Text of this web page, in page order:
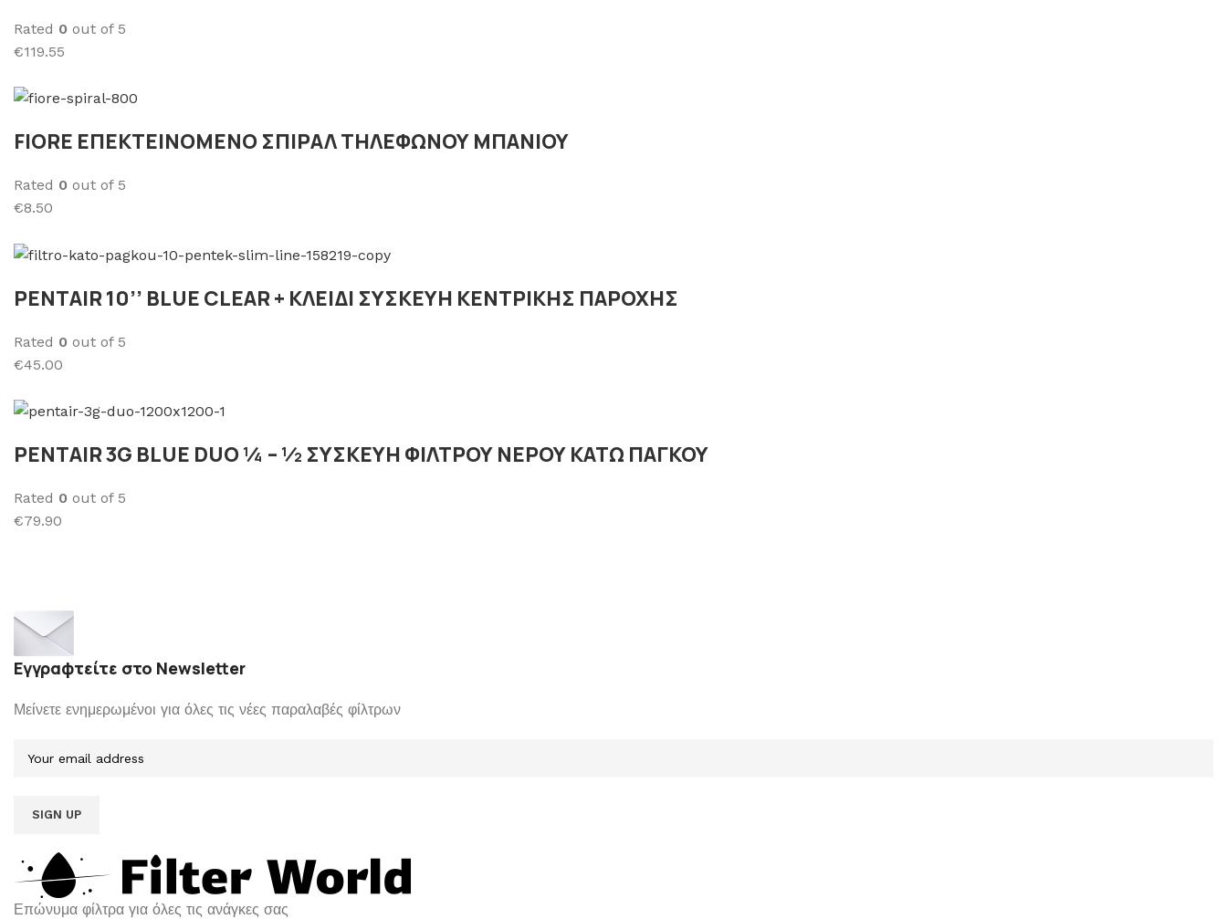
Rated 0 out of 5
€119.55
FΙORE ΕΠΕΚΤΕΙΝΟΜΕΝΟ ΣΠΙΡΑΛ ΤΗΛΕΦΩΝΟΥ ΜΠΑΝΙΟΥ
Rated 0 out of 5
€8.50
PENTAIR 10’’ BLUE CLEAR + ΚΛΕΙΔΙ ΣΥΣΚΕΥΗ ΚΕΝΤΡΙΚΗΣ ΠΑΡΟΧΗΣ
Rated 0 out of 5
€45.00
PENTAIR 3G BLUE DUO ¼ – ½ ΣΥΣΚΕΥΗ ΦΙΛΤΡΟΥ ΝΕΡΟΥ ΚΑΤΩ ΠΑΓΚΟΥ
Rated 0 out of 5
€79.90
Εγγραφτείτε στο Newsletter
Μείνετε ενημερωμένοι για όλες τις νέες παραλαβές φίλτρων
Επώνυμα φίλτρα για όλες τις ανάγκες σας